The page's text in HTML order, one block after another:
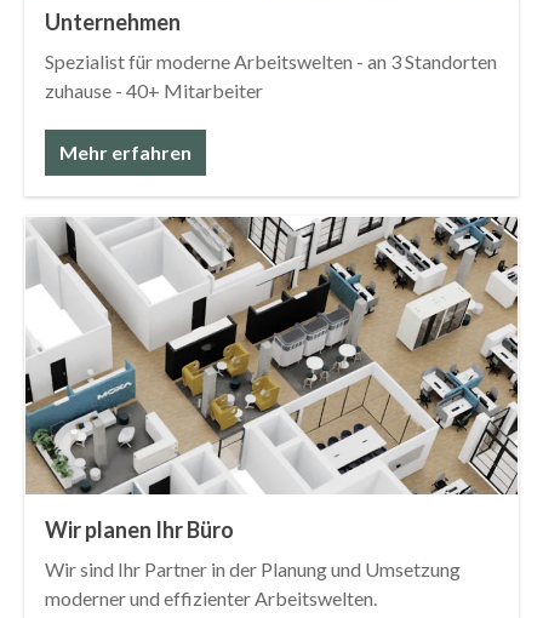
Unternehmen
Spezialist für moderne Arbeitswelten - an 3 Standorten
zuhause - 40+ Mitarbeiter
Mehr erfahren
Wir planen Ihr Büro
Wir sind Ihr Partner in der Planung und Umsetzung
moderner und effizienter Arbeitswelten.